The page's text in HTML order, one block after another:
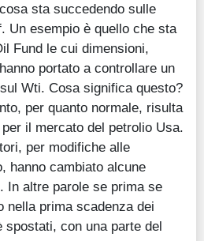
sta succedendo sulle
Un esempio è quello che sta
Fund le cui dimensioni,
portato a controllare un
Wti. Cosa significa questo?
per quanto normale, risulta
per il mercato del petrolio Usa.
per modifiche alle
hanno cambiato alcune
In altre parole se prima se
nella prima scadenza dei
con una parte del